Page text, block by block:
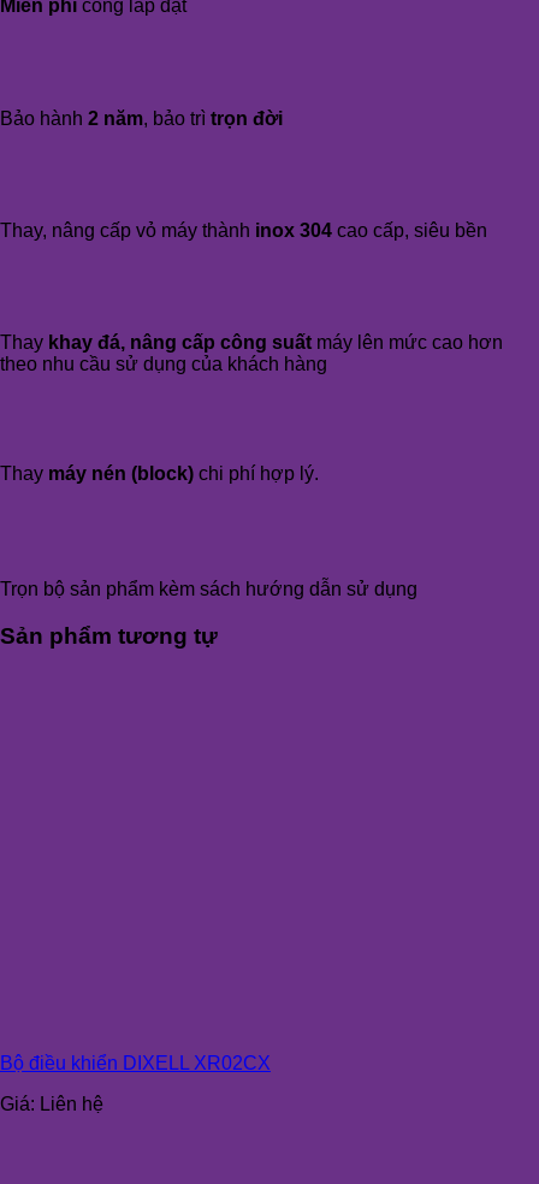
Miễn phí công lắp đặt
Bảo hành 2 năm, bảo trì trọn đời
Thay, nâng cấp vỏ máy thành inox 304 cao cấp, siêu bền
Thay khay đá, nâng cấp công suất máy lên mức cao hơn
theo nhu cầu sử dụng của khách hàng
Thay máy nén (block) chi phí hợp lý.
Trọn bộ sản phẩm kèm sách hướng dẫn sử dụng
Sản phẩm tương tự
Bộ điều khiển DIXELL XR02CX
Giá: Liên hệ